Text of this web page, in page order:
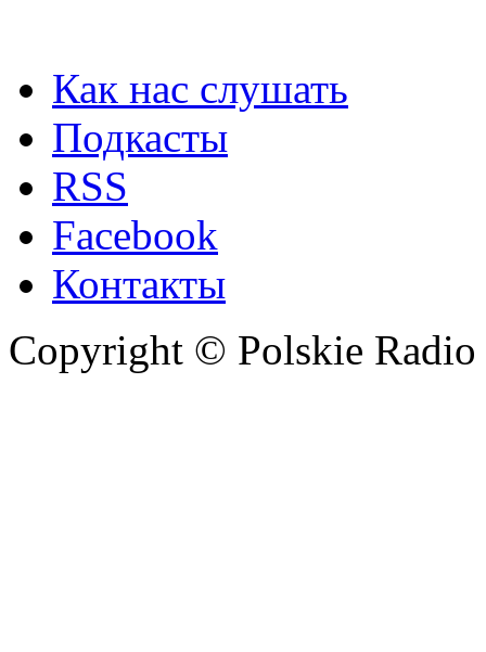
Как нас слушать
Подкасты
RSS
Facebook
Контакты
Copyright © Polskie